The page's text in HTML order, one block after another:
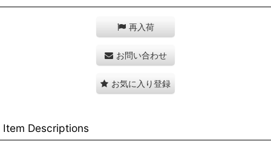
再入荷
お問い合わせ
お気に入り登録
Item Descriptions